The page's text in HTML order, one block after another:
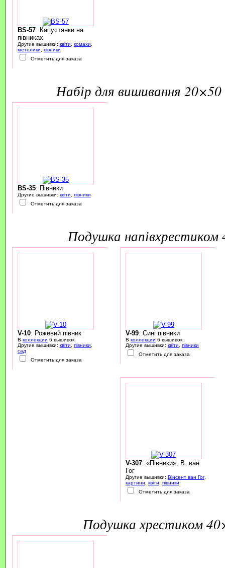
BS-57: Капустянки на
півниках
Другие вышивки: квіти комахи
метелики
півники
Отметить для заказа
набір для вишивання 20×50
BS-35: Півники
Другие вышивки: квіти
півники
Отметить для заказа
подушка
V-10: Рожевий півник
В коллекции 6 вышивок.
Другие вышивки: квіти півники
сад
Отметить для заказа
V-99: Сині півники
В коллекции 6 вышивок.
Другие вышивки: квіти
півники
Отметить для заказа
V-307: «Півники», В. ван
Гог
Другие вышивки: Вінсент ван Гог,
картини
квіти
півники
Отметить для заказа
подушка хрестиком